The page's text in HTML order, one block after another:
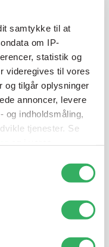
samtykke til at
om IP-
statistik og
videregives til vores
og tilgår oplysninger
annoncer, levere
og indholdsmåling,
tjenester. Se
på "Privacy
til
en enkelt farve,
for en
dig.
07:00-15:30